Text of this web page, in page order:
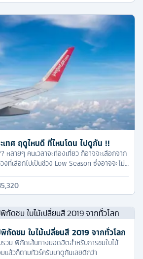
เทศ ฤดูไหนดี ที่ไหนโดน ไปดูกัน !!
หลายๆ คนเวลาจะท่องเที่ยว ก็อาจจะเลือกจาก
งที่เลือกไปเป็นช่วง Low Season ซึ่งอาจจะไม่
งินเพิ่มอีกสักนิด แล้วไปเที่ยวในช่วง High
เลยว่าได้เจอความสวยงาม ความพีค น่าประทับ
กัดชม ใบไม้เปลี่ยนสี 2019 จากทั่วโลก
วม พิกัดเส้นทางยอดฮิตสำหรับการชมใบไม้
แล้วก็ตามทัวร์ครับมาดูกันเลยดีกว่า